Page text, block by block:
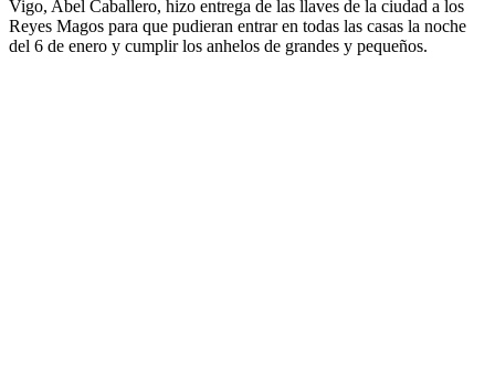
Vigo, Abel Caballero, hizo entrega de las llaves de la ciudad a los
Reyes Magos para que pudieran entrar en todas las casas la noche
del 6 de enero y cumplir los anhelos de grandes y pequeños.